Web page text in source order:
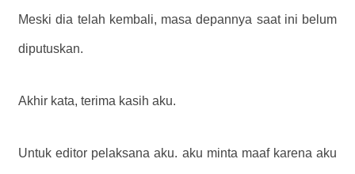
Meski dia telah kembali, masa depannya saat ini belum
diputuskan.
Akhir kata, terima kasih aku.
Untuk editor pelaksana aku. aku minta maaf karena aku